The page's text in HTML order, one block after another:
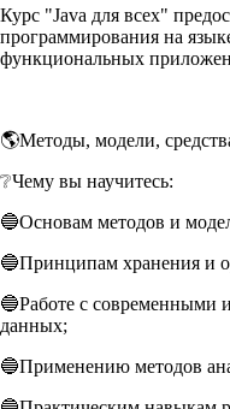
Курс "Java для всех"
программирования на
функциональных
🌎Методы, модели,
❔Чему вы научитесь:
🔵Основам методов и
🔵Принципам хранения и
🔵Работе с современными
данных;
🔵Применению методов